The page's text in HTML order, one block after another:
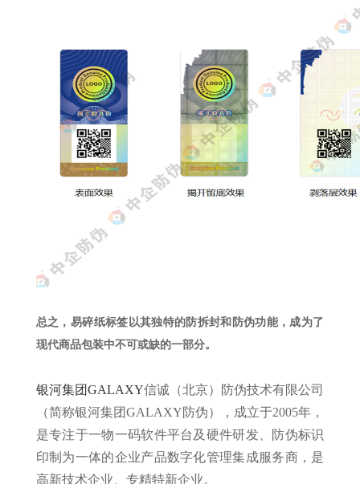
总之，易碎纸标签以其独特的防拆封和防伪功能，成为了
现代商品包装中不可或缺的一部分。
银河集团GALAXY信诚（北京）防伪技术有限公司
（简称银河集团GALAXY防伪），成立于2005年，
是专注于一物一码软件平台及硬件研发、防伪标识
印制为一体的企业产品数字化管理集成服务商，是
高新技术企业、专精特新企业。